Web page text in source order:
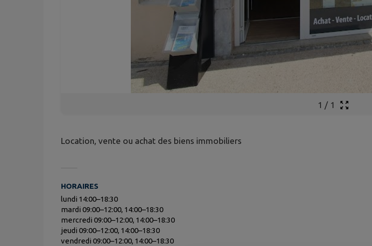
1 / 1
Location, vente ou achat des biens immobiliers
HORAIRES
lundi 14:00–18:30
mardi 09:00–12:00, 14:00–18:30
mercredi 09:00–12:00, 14:00–18:30
jeudi 09:00–12:00, 14:00–18:30
vendredi 09:00–12:00, 14:00–18:30